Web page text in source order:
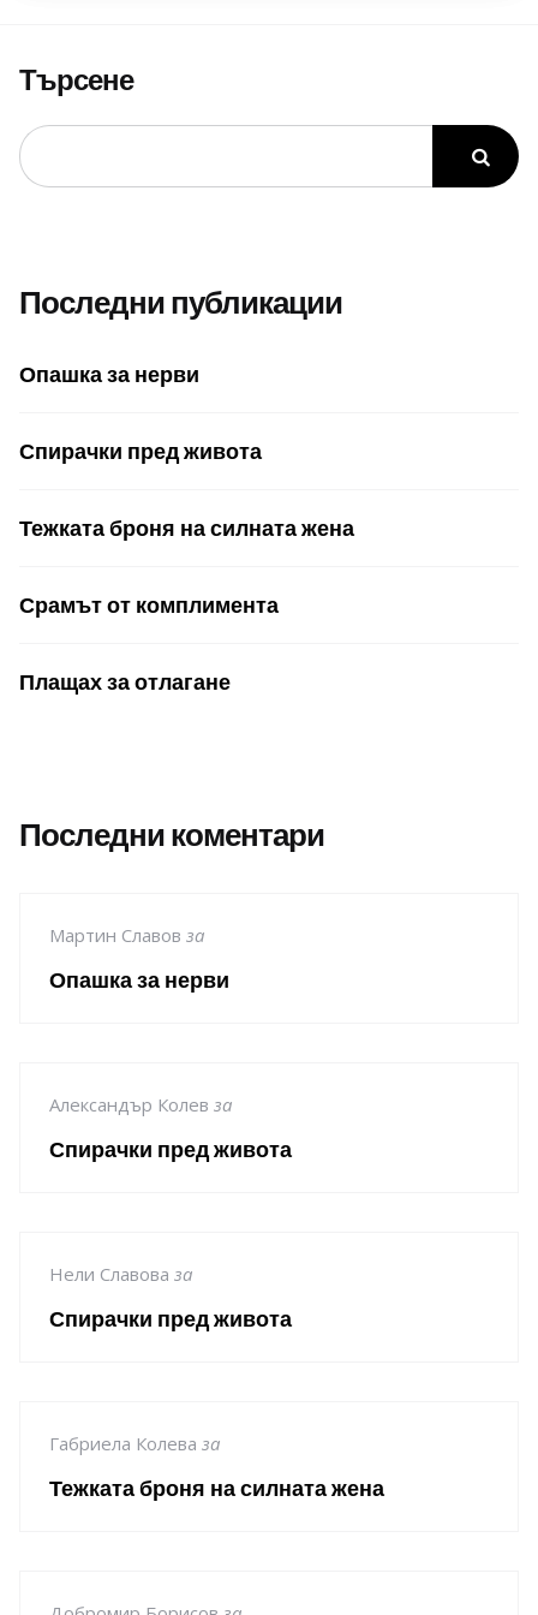
Търсене
Последни публикации
Опашка за нерви
Спирачки пред живота
Тежката броня на силната жена
Срамът от комплимента
Плащах за отлагане
Последни коментари
Мартин Славов за
Опашка за нерви
Александър Колев за
Спирачки пред живота
Нели Славова за
Спирачки пред живота
Габриела Колева за
Тежката броня на силната жена